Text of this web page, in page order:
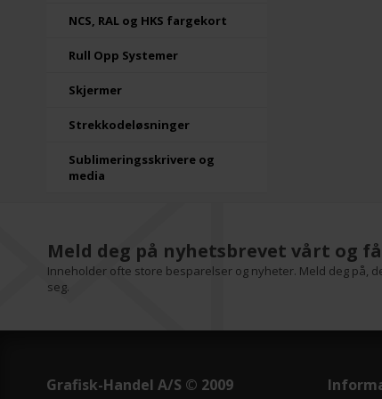
NCS, RAL og HKS fargekort
Rull Opp Systemer
Skjermer
Strekkodeløsninger
Sublimeringsskrivere og
media
Meld deg på nyhetsbrevet vårt og
Inneholder ofte store besparelser og nyheter. Meld deg på,
seg.
Grafisk-Handel A/S © 2009